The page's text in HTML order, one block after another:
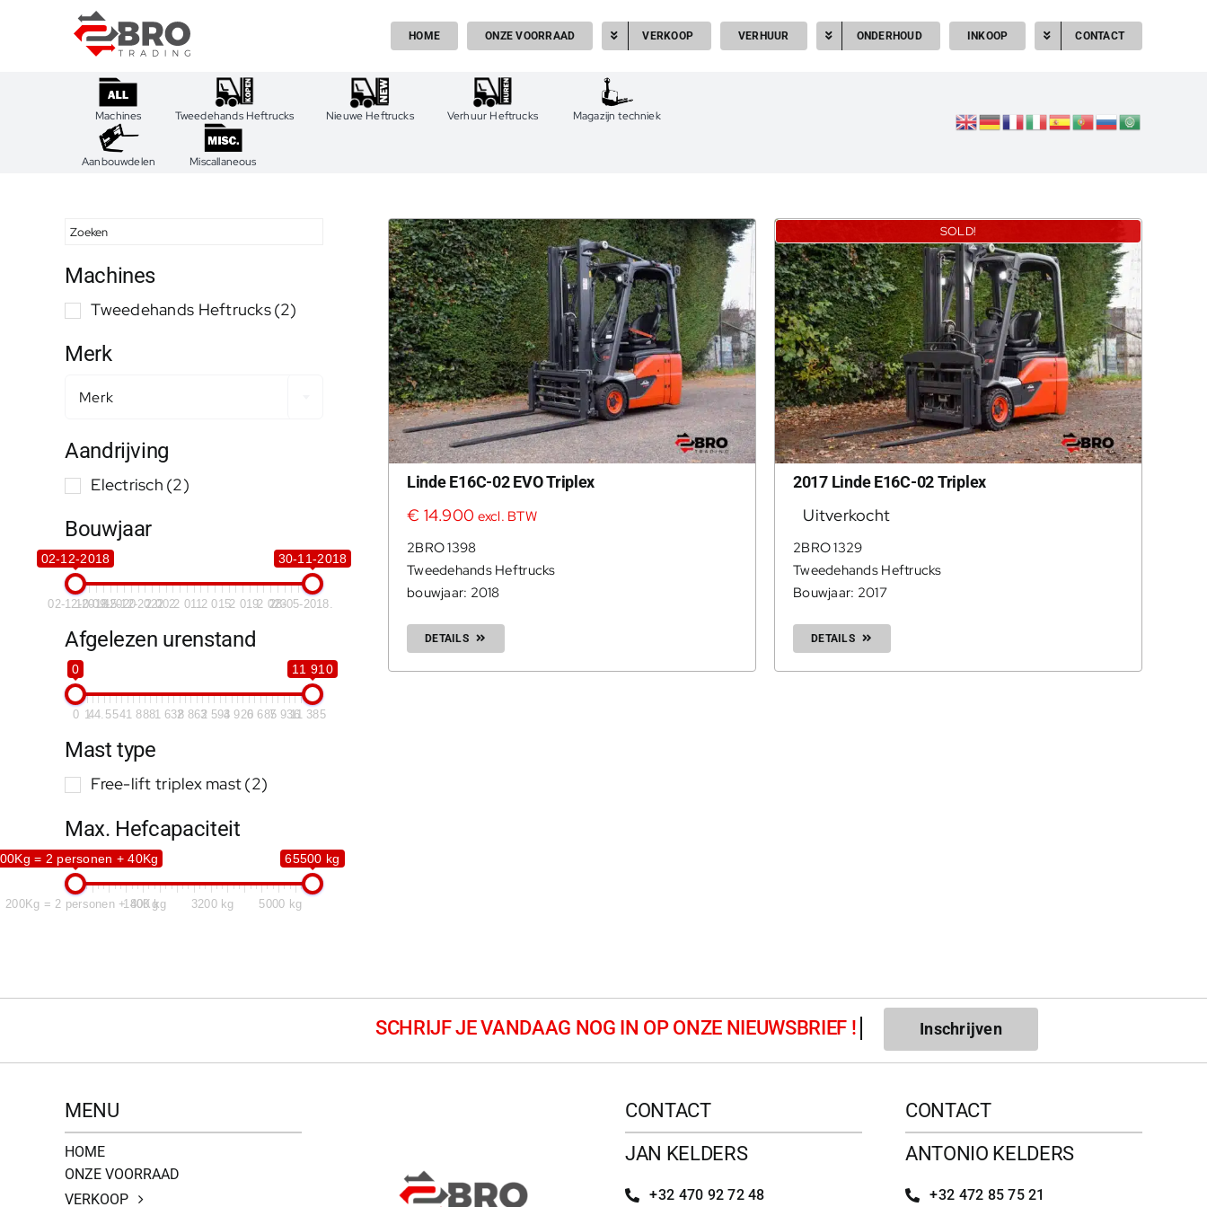
HOME ONZE VOORRAAD VERKOOP VERHUUR ONDERHOUD INKOOP CONTACT
Machines Tweedehands Heftrucks Nieuwe Heftrucks Verhuur Heftrucks Magazijn techniek
Aanbouwdelen Miscallaneous
Linde E16C-02 EVO Triplex
€ 14.900 excl. BTW
2BRO 1398
Tweedehands Heftrucks
bouwjaar: 2018
DETAILS
SOLD!
2017 Linde E16C-02 Triplex
Uitverkocht
2BRO 1329
Tweedehands Heftrucks
Bouwjaar: 2017
DETAILS
Machines
Tweedehands Heftrucks(2)
Merk
Merk
Aandrijving
Electrisch (2)
Bouwjaar
02-12-2018 30-11-2018
02-12-2018
10-09-2020
15-12-2022
2 0022 0112 0152 0192 023
28-05-2018.
Afgelezen urenstand
0 11 910
0 144.5541 8881 6382 8623 5934 9206 6857 93611 385
Mast type
Free-lift triplex mast(2)
Max. Hefcapaciteit
= 2 personen + 40Kg 65500 kg
200Kg = 2 personen + 40Kg
1800 kg 3200 kg 5000 kg
Inschrijven
MENU
HOME
ONZE VOORRAAD
VERKOOP
CONTACT
JAN KELDERS
+32 470 92 72 48
CONTACT
ANTONIO KELDERS
+32 472 85 75 21